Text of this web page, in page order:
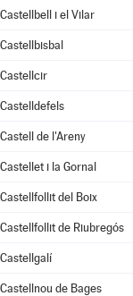
Castellbell i el Vilar
Castellbisbal
Castellcir
Castelldefels
Castell de l'Areny
Castellet i la Gornal
Castellfollit del Boix
Castellfollit de Riubregós
Castellgalí
Castellnou de Bages